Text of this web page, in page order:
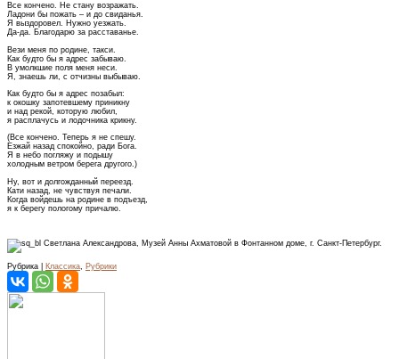
Все кончено. Не стану возражать.
Ладони бы пожать – и до свиданья.
Я выздоровел. Нужно уезжать.
Да-да. Благодарю за расставанье.
Вези меня по родине, такси.
Как будто бы я адрес забываю.
В умолкшие поля меня неси.
Я, знаешь ли, с отчизны выбываю.
Как будто бы я адрес позабыл:
к окошку запотевшему приникну
и над рекой, которую любил,
я расплачусь и лодочника крикну.
(Все кончено. Теперь я не спешу.
Езжай назад спокойно, ради Бога.
Я в небо погляжу и подышу
холодным ветром берега другого.)
Ну, вот и долгожданный переезд.
Кати назад, не чувствуя печали.
Когда войдешь на родине в подъезд,
я к берегу пологому причалю.
Светлана Александрова, Музей Анны Ахматовой в Фонтанном доме, г. Санкт-Петербург.
Рубрика | Классика Рубрики